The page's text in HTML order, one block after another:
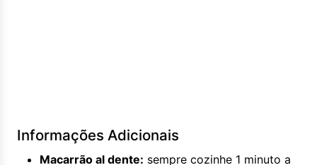
Informações Adicionais
Macarrão al dente: sempre cozinhe 1 minuto a